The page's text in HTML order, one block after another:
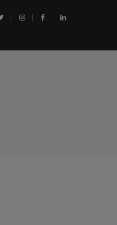
της Ερυθράς